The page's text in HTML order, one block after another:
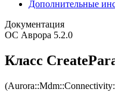
Дополнительные
Документация
ОС Аврора 5.2.0
Класс